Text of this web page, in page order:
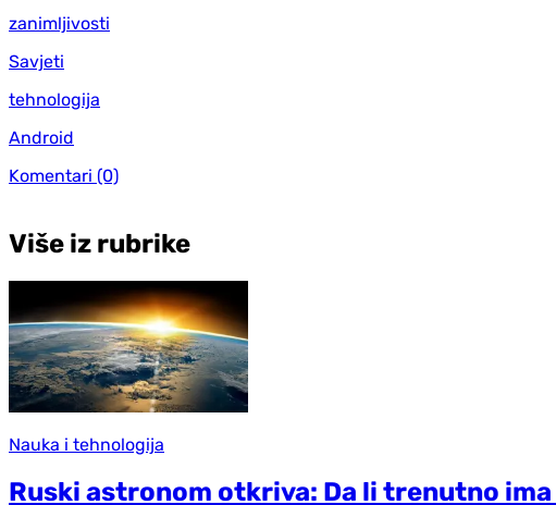
zanimljivosti
Savjeti
tehnologija
Android
Komentari (0)
Više iz rubrike
Nauka i tehnologija
Ruski astronom otkriva: Da li trenutno